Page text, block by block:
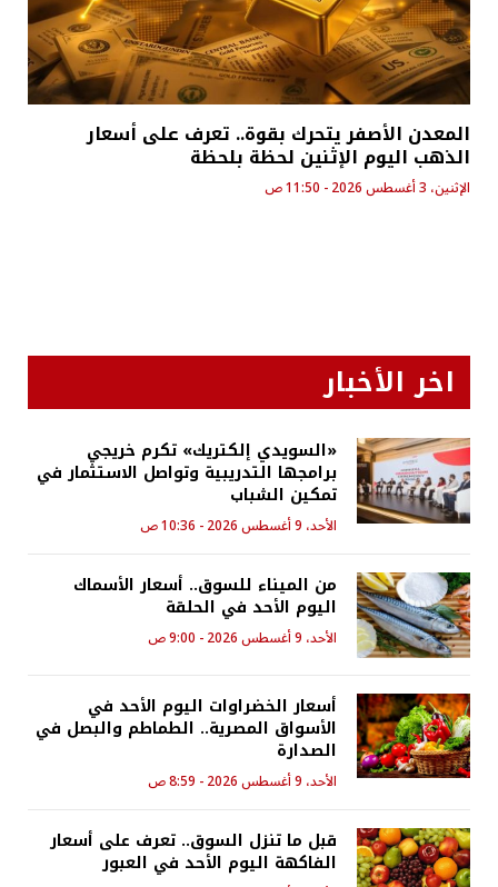
المعدن الأصفر يتحرك بقوة.. تعرف على أسعار
الذهب اليوم الإثنين لحظة بلحظة
الإثنين، 3 أغسطس 2026 - 11:50 ص
اخر الأخبار
«السويدي إلكتريك» تكرم خريجي
برامجها التدريبية وتواصل الاستثمار في
تمكين الشباب
الأحد، 9 أغسطس 2026 - 10:36 ص
من الميناء للسوق.. أسعار الأسماك
اليوم الأحد في الحلقة
الأحد، 9 أغسطس 2026 - 9:00 ص
أسعار الخضراوات اليوم الأحد في
الأسواق المصرية.. الطماطم والبصل في
الصدارة
الأحد، 9 أغسطس 2026 - 8:59 ص
قبل ما تنزل السوق.. تعرف على أسعار
الفاكهة اليوم الأحد في العبور